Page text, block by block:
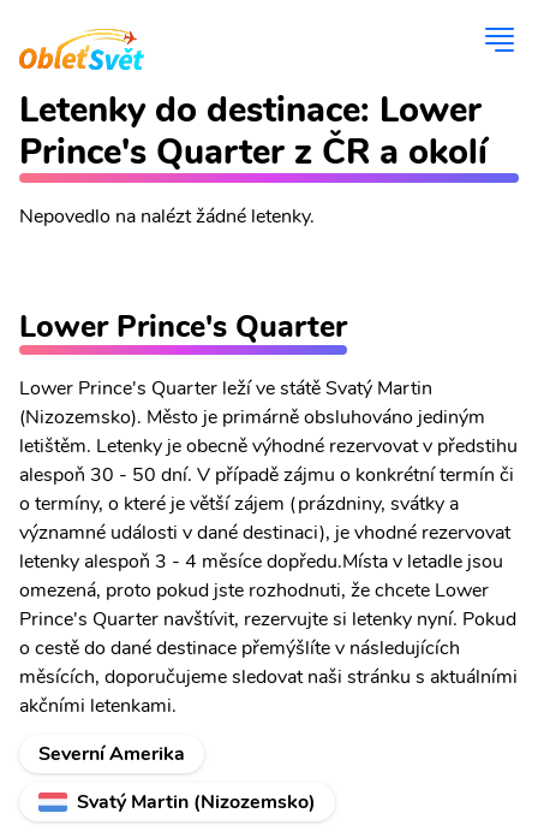
Letenky do destinace: Lower
Prince's Quarter z ČR a okolí
Nepovedlo na nalézt žádné letenky.
Lower Prince's Quarter
Lower Prince's Quarter leží ve státě Svatý Martin
(Nizozemsko). Město je primárně obsluhováno jediným
letištěm. Letenky je obecně výhodné rezervovat v předstihu
alespoň 30 - 50 dní. V případě zájmu o konkrétní termín či
o termíny, o které je větší zájem (prázdniny, svátky a
významné události v dané destinaci), je vhodné rezervovat
letenky alespoň 3 - 4 měsíce dopředu.Místa v letadle jsou
omezená, proto pokud jste rozhodnuti, že chcete Lower
Prince's Quarter navštívit, rezervujte si letenky nyní. Pokud
o cestě do dané destinace přemýšlíte v následujících
měsících, doporučujeme sledovat naši stránku s aktuálními
akčními letenkami.
Severní Amerika
Svatý Martin (Nizozemsko)